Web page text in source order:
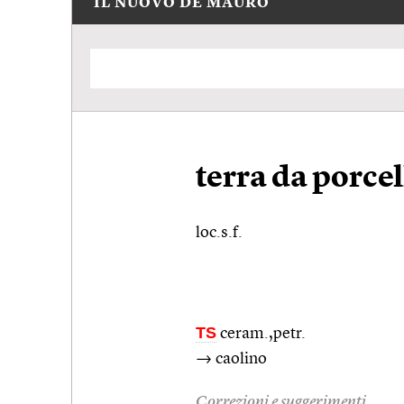
IL NUOVO DE MAURO
terra da
loc.s.f.
TS ceram.,petr.
→ caolino